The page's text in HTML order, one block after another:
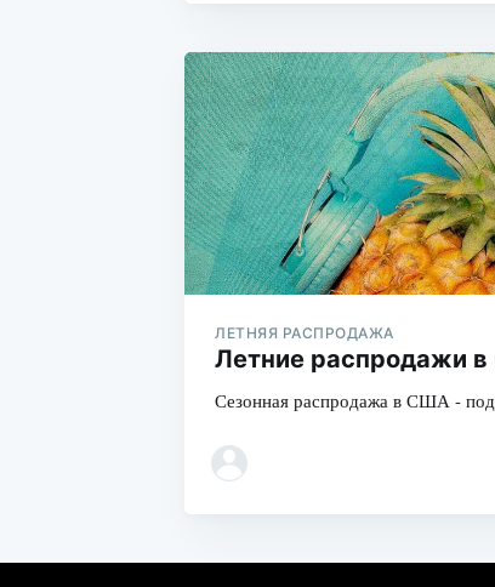
ЛЕТНЯЯ РАСПРОДАЖА
Летние распродажи
Сезонная распродажа в США -